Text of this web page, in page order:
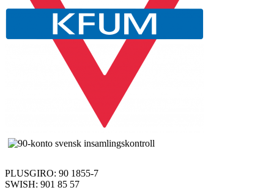
PLUSGIRO: 90 1855-7
SWISH: 901 85 57